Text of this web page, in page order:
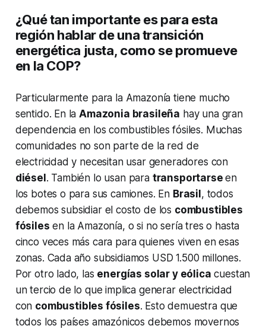
¿Qué tan importante es para esta
región hablar de una transición
energética justa, como se promueve
en la COP?
Particularmente para la Amazonía tiene mucho
sentido. En laAmazonia brasileña hay una gran
dependencia en los combustibles fósiles. Muchas
comunidades no son parte de la red de
electricidad y necesitan usar generadores con
diésel . También lo usan para transportarseen
los botes o para sus camiones. En Brasil , todos
debemos subsidiar el costo de los combustibles
fósiles en la Amazonía, o si no sería tres o hasta
cinco veces más cara para quienes viven en esas
zonas. Cada año subsidiamos USD 1.500 millones.
Por otro lado, las energías solar y eólica cuestan
un tercio de lo que implica generar electricidad
con combustibles fósiles. Esto demuestra que
todos los países amazónicos debemos movernos